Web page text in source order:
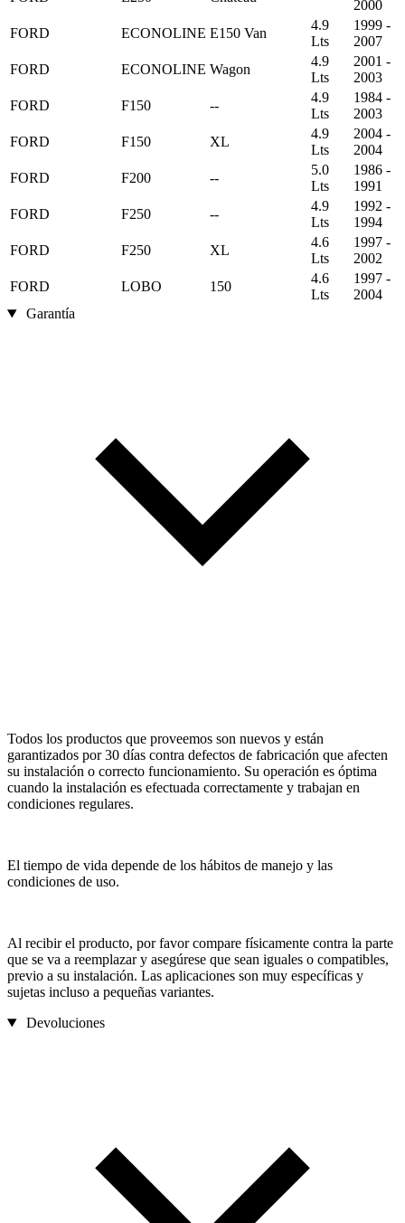
2000
FORD
ECONOLINE E150 Van
4.9
Lts
1999 -
2007
FORD
ECONOLINE Wagon
4.9
Lts
2001 -
2003
FORD
F150 --
4.9
Lts
1984 -
2003
FORD
F150 XL
4.9
Lts
2004 -
2004
FORD
F200 --
5.0
Lts
1986 -
1991
FORD
F250 --
4.9
Lts
1992 -
1994
FORD
F250 XL
4.6
Lts
1997 -
2002
FORD
LOBO 150
4.6
Lts
1997 -
2004
Garantía
Todos los productos que proveemos son nuevos y están
garantizados por 30 días contra defectos de fabricación que afecten
su instalación o correcto funcionamiento. Su operación es óptima
cuando la instalación es efectuada correctamente y trabajan en
condiciones regulares.
El tiempo de vida depende de los hábitos de manejo y las
condiciones de uso.
Al recibir el producto, por favor compare físicamente contra la parte
que se va a reemplazar y asegúrese que sean iguales o compatibles,
previo a su instalación. Las aplicaciones son muy específicas y
sujetas incluso a pequeñas variantes.
Devoluciones